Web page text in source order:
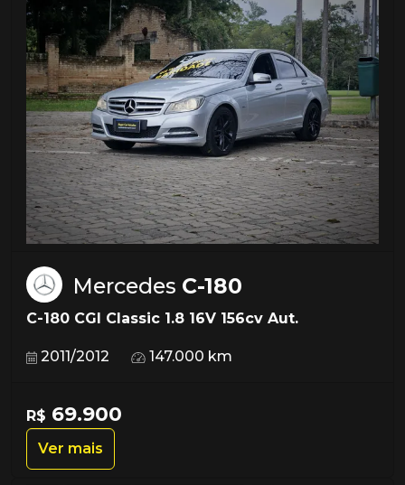
Mercedes C-180
C-180 CGI Classic 1.8 16V 156cv Aut.
2011/2012 147.000 km
R$ 69.900
Ver mais